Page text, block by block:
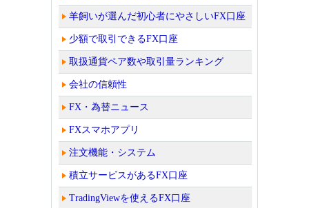
羊飼いが選んだ初心者にやさしいFX口座
少額で取引できるFX口座
取扱通貨ペア数や取引量ランキング
会社の信頼性
FX・為替ニュース
FXスマホアプリ
注文機能・システム
積立サービスがあるFX口座
TradingViewを使えるFX口座